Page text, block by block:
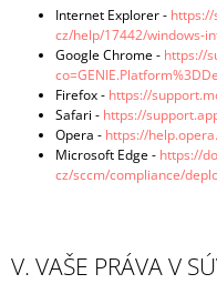
Internet Explorer -
cz/help/17442/windows-
Google Chrome - https://
Firefox - https://
Safari - https://
Opera - https://
Microsoft Edge - https://
cz/sccm/compliance/
V. VAŠE PRÁVA V